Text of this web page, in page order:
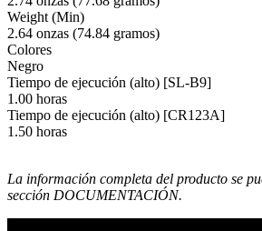
Weight (Min)
2.64 onzas (74.84 gramos)
Colores
Negro
Tiempo de ejecución (alto) [SL-B9]
1.00 horas
Tiempo de ejecución (alto) [CR123A]
1.50 horas
La información completa del producto se
sección DOCUMENTACIÓN.